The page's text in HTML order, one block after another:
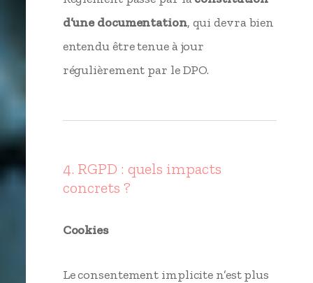
d’une documentation, qui devra bien
entendu être tenue à jour
régulièrement par le DPO.
4. RGPD : quels impacts
concrets ?
Cookies
Le consentement implicite n’est plus